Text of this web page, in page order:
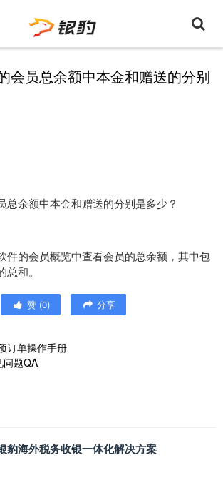
会员总余额中本金和赠送的分别
总余额中本金和赠送的分别是多少？
件的会员概览中查看会员的总余额，其中包
和。
赞 (0) 分享
订单操作手册
问题QA
豹海外税务收银一体化解决方案